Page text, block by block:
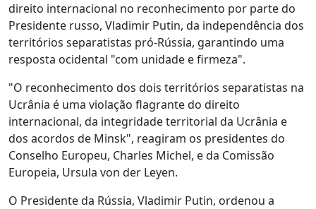
direito internacional no reconhecimento por parte do
Presidente russo, Vladimir Putin, da independência dos
territórios separatistas pró-Rússia, garantindo uma
resposta ocidental "com unidade e firmeza".
"O reconhecimento dos dois territórios separatistas na
Ucrânia é uma violação flagrante do direito
internacional, da integridade territorial da Ucrânia e
dos acordos de Minsk", reagiram os presidentes do
Conselho Europeu, Charles Michel, e da Comissão
Europeia, Ursula von der Leyen.
O Presidente da Rússia, Vladimir Putin, ordenou a